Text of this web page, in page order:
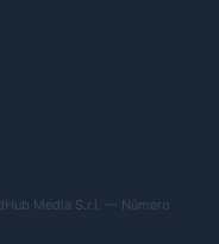
Media S.r.l. — Número